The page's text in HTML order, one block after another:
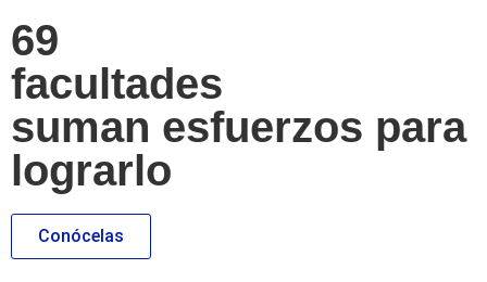
69
facultades
suman esfuerzos para
lograrlo
Conócelas